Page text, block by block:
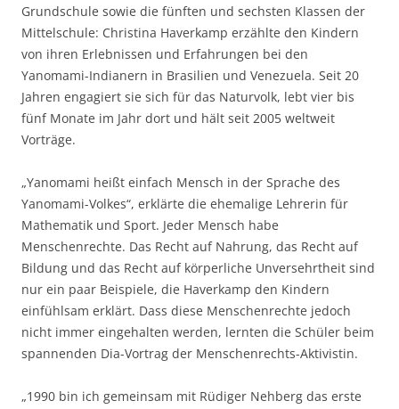
Grundschule sowie die fünften und sechsten Klassen der
Mittelschule: Christina Haverkamp erzählte den Kindern
von ihren Erlebnissen und Erfahrungen bei den
Yanomami-Indianern in Brasilien und Venezuela. Seit 20
Jahren engagiert sie sich für das Naturvolk, lebt vier bis
fünf Monate im Jahr dort und hält seit 2005 weltweit
Vorträge.
„Yanomami heißt einfach Mensch in der Sprache des
Yanomami-Volkes“, erklärte die ehemalige Lehrerin für
Mathematik und Sport. Jeder Mensch habe
Menschenrechte. Das Recht auf Nahrung, das Recht auf
Bildung und das Recht auf körperliche Unversehrtheit sind
nur ein paar Beispiele, die Haverkamp den Kindern
einfühlsam erklärt. Dass diese Menschenrechte jedoch
nicht immer eingehalten werden, lernten die Schüler beim
spannenden Dia-Vortrag der Menschenrechts-Aktivistin.
„1990 bin ich gemeinsam mit Rüdiger Nehberg das erste